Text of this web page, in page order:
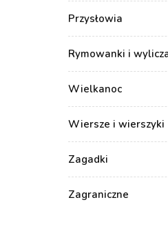
Przysłowia
Rymowanki i
Wielkanoc
Wiersze i wierszyki
Zagadki
Zagraniczne